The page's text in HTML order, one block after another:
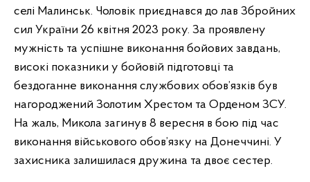
селі Малинськ. Чоловік приєднався до лав Збройних
сил України 26 квітня 2023 року. За проявлену
мужність та успішне виконання бойових завдань,
високі показники у бойовій підготовці та
бездоганне виконання службових обов’язків був
нагороджений Золотим Хрестом та Орденом ЗСУ.
На жаль, Микола загинув 8 вересня в бою під час
виконання військового обов’язку на Донеччині. У
захисника залишилася дружина та двоє сестер.